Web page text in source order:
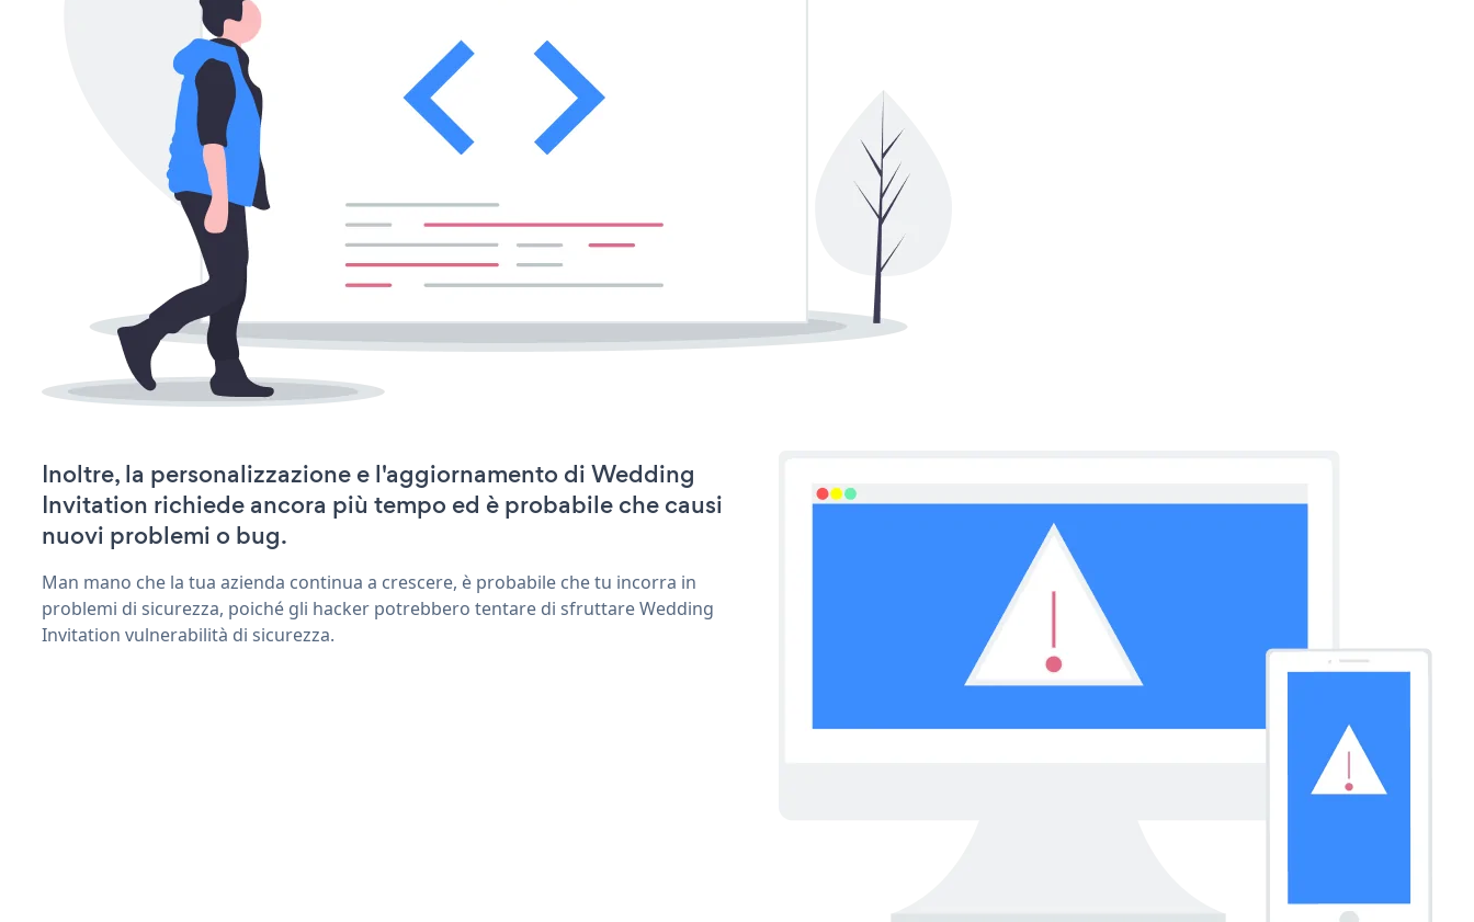
Inoltre, la personalizzazione e l'aggiornamento di Wedding
Invitation richiede ancora più tempo ed è probabile che causi
nuovi problemi o bug.
Man mano che la tua azienda continua a crescere, è probabile che tu incorra in
problemi di sicurezza, poiché gli hacker potrebbero tentare di sfruttare Wedding
Invitation vulnerabilità di sicurezza.